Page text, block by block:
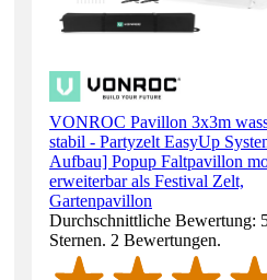
VONROC Pavillon 3x3m
stabil - Partyzelt EasyUp
Aufbau] Popup Faltpavillon
erweiterbar als Festival Zelt,
Gartenpavillon
Durchschnittliche Bewertung:
Sternen. 2 Bewertungen.